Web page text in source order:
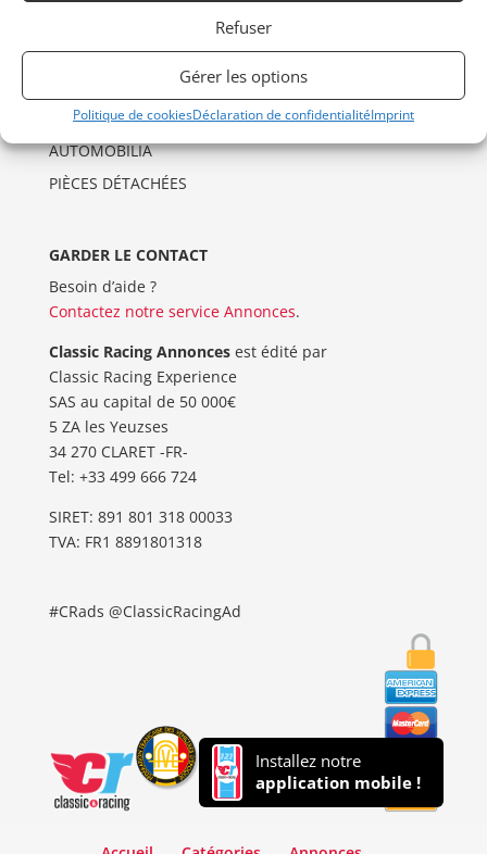
Refuser
Gérer les options
Politique de cookiesDéclaration de confidentialitéImprint
DRAGSTER
VENTES AUX ENCHERES
AUTOMOBILIA
PIÈCES DÉTACHÉES
GARDER LE CONTACT
Besoin d’aide ?
Contactez notre service Annonces.
Classic Racing Annoncesest édité par
Classic Racing Experience
SAS au capital de 50 000€
5 ZA les Yeuzses
34 270 CLARET -FR-
Tel: ‭+33 499 666 724‬
SIRET: 891 801 318 00033
TVA: FR1 8891801318
#CRads @ClassicRacingAd
Installez notre
application mobile !